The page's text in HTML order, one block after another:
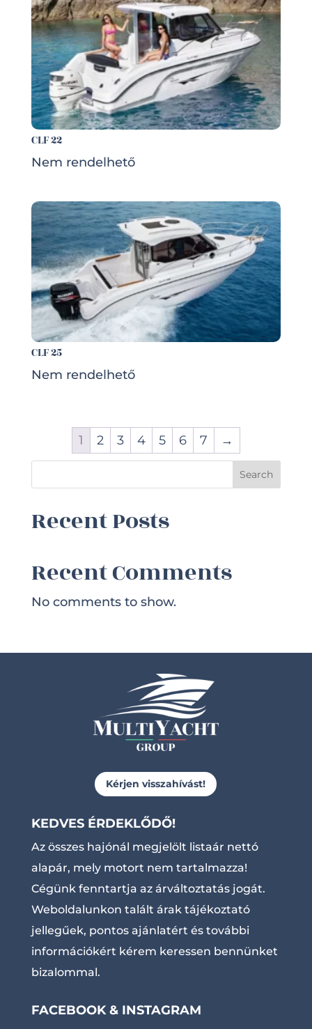
CLF 22
Nem rendelhető
CLF 25
Nem rendelhető
1 2 3 4 5 6 7 →
Search
Recent Posts
Recent Comments
No comments to show.
Kérjen visszahívást!
KEDVES ÉRDEKLŐDŐ!
Az összes hajónál megjelölt listaár nettó
alapár, mely motort nem tartalmazza!
Cégünk fenntartja az árváltoztatás jogát.
Weboldalunkon talált árak tájékoztató
jellegűek, pontos ajánlatért és további
információkért kérem keressen bennünket
bizalommal.
FACEBOOK & INSTAGRAM